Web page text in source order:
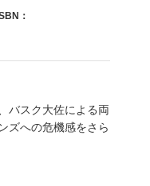
：
バスク大佐による両
ズへの危機感をさら